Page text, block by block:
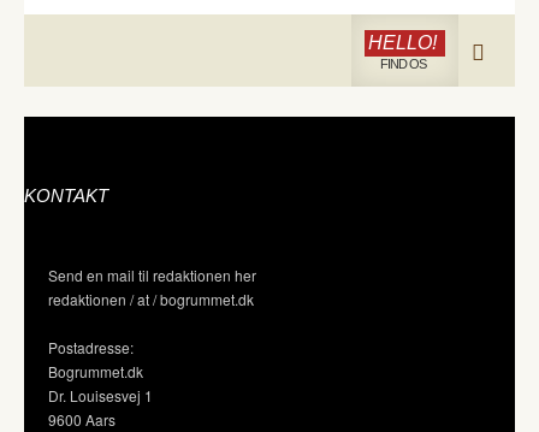
HELLO!
FIND OS
KONTAKT
Send en mail til redaktionen her
redaktionen / at / bogrummet.dk
Postadresse:
Bogrummet.dk
Dr. Louisesvej 1
9600 Aars